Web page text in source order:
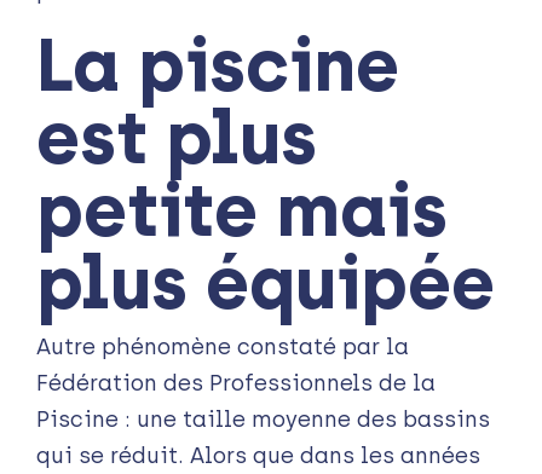
La piscine
est plus
petite mais
plus équipée
Autre phénomène constaté par la
Fédération des Professionnels de la
Piscine : une taille moyenne des bassins
qui se réduit. Alors que dans les années